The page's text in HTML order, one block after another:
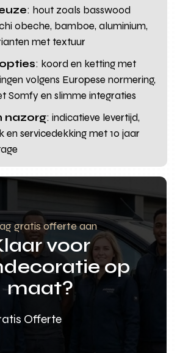
: hout zoals basswood
obeche, bamboe, aluminium,
met textuur
: koord en ketting met
volgens Europese normering,
Somfy en slimme integraties
nazorg: indicatieve levertijd,
servicedekking met 10 jaar
gratis offerte aan
voor
op
maat?
Offerte